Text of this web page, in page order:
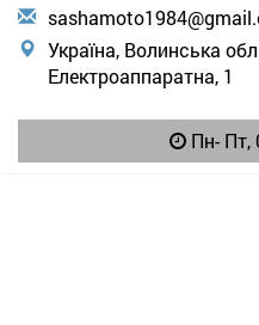
sashamoto1984@gmail
Україна, Волинська
Електроаппаратна, 1
Пн- Пт,